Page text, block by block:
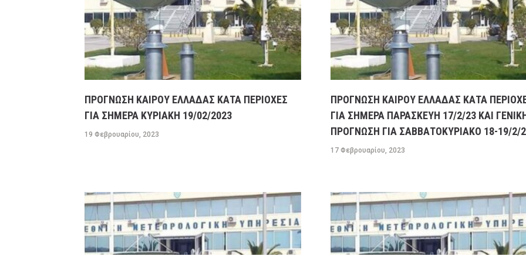
ΠΡΟΓΝΩΣΗ ΚΑΙΡΟΥ ΕΛΛΑΔΑΣ ΚΑΤΑ ΠΕΡΙΟΧΕΣ
ΓΙΑ ΣΗΜΕΡΑ ΚΥΡΙΑΚΗ 19/02/2023
19 Φεβρουαρίου, 2023
ΠΡΟΓΝΩΣΗ ΚΑΙΡΟΥ ΕΛΛΑΔΑΣ ΚΑΤΑ
ΓΙΑ ΣΗΜΕΡΑ ΠΑΡΑΣΚΕΥΗ 17/2/23 ΚΑΙ
ΠΡΟΓΝΩΣΗ ΓΙΑ ΣΑΒΒΑΤΟΚΥΡΙΑΚΟ 18-19/2/
17 Φεβρουαρίου, 2023